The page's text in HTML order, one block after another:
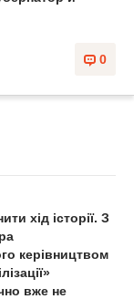
0
хід історії. З
керівництвом
вже не